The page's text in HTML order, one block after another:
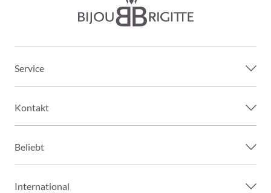
Service
Kontakt
Beliebt
International